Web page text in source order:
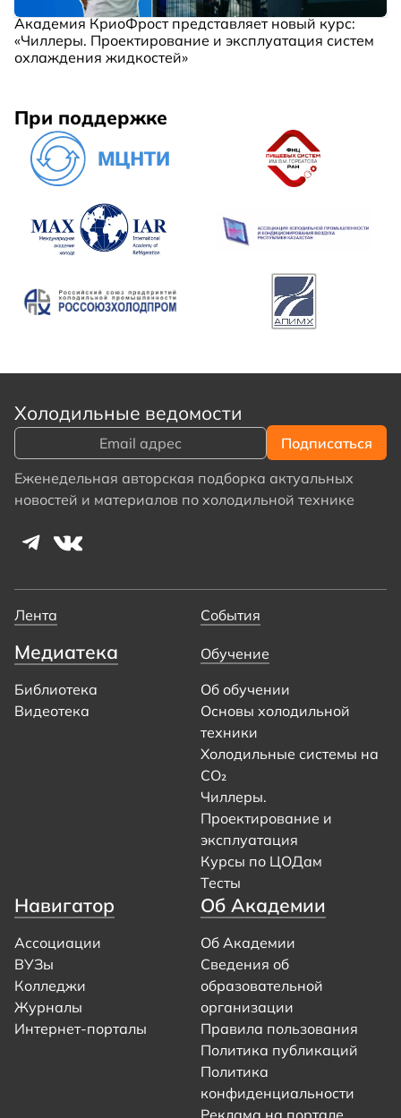
Академия КриоФрост представляет новый курс:
«Чиллеры. Проектирование и эксплуатация систем
охлаждения жидкостей»
При поддержке
Холодильные ведомости
Еженедельная авторская подборка актуальных
новостей и материалов по холодильной технике
Лента События
Медиатека
Библиотека
Видеотека
Обучение
Об обучении
Основы холодильной
техники
Холодильные системы на
CO₂
Чиллеры.
Проектирование и
эксплуатация
Курсы по ЦОДам
Тесты
Навигатор
Ассоциации
ВУЗы
Колледжи
Журналы
Интернет-порталы
Об Академии
Об Академии
Сведения об
образовательной
организации
Правила пользования
Политика публикаций
Политика
конфиденциальности